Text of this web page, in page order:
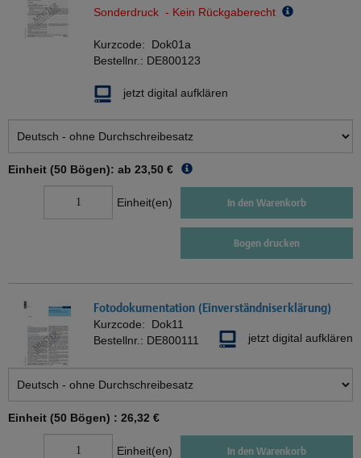
Sonderdruck - Kein Rückgaberecht
Kurzcode: Dok01a
Bestellnr.: DE800123
jetzt digital aufklären
Einheit (50 Bögen): ab 23,50 €
Einheit(en) In den Warenkorb
Bogen drucken
Fotodokumentation (Einverständniserklärung)
Kurzcode: Dok11
Bestellnr.: DE800111 jetzt digital aufklären
Einheit (50 Bögen) : 26,32 €
Einheit(en) In den Warenkorb